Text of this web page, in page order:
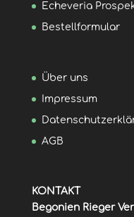
Echeveria
Bestellformular
Über uns
Impressum
AGB
KONTAKT
Begonien Rieger